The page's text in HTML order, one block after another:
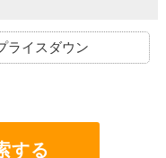
ライスダウン